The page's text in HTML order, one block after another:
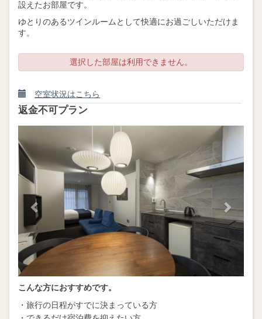
設えたお部屋です。
ゆとりのあるツインルームとして快適にお過ごしいただけま
す。
選択した部屋は利用できません。
空室状況はこちら
返金不可プラン
Next
こんな方におすすめです。
・旅行の日程がすでに決まっている方